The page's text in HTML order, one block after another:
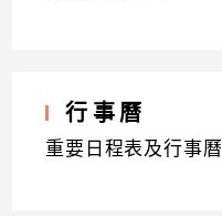
行事曆
重要日程表及行事曆